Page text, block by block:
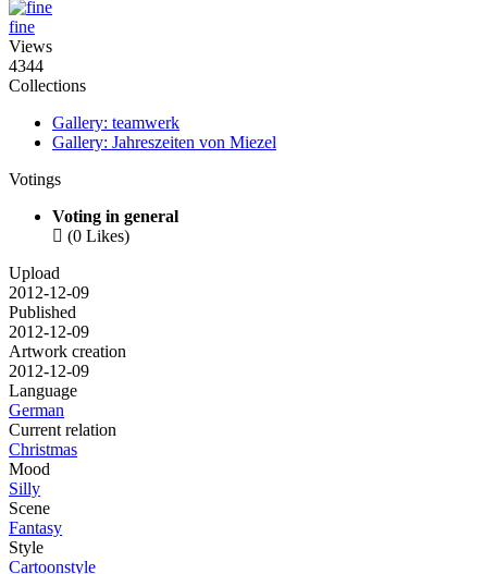
fine
Views
4344
Collections
Gallery: teamwerk
Gallery: Jahreszeiten von Miezel
Votings
Voting in general
 (0 Likes)
Upload
2012-12-09
Published
2012-12-09
Artwork creation
2012-12-09
Language
German
Current relation
Christmas
Mood
Silly
Scene
Fantasy
Style
Cartoonstyle